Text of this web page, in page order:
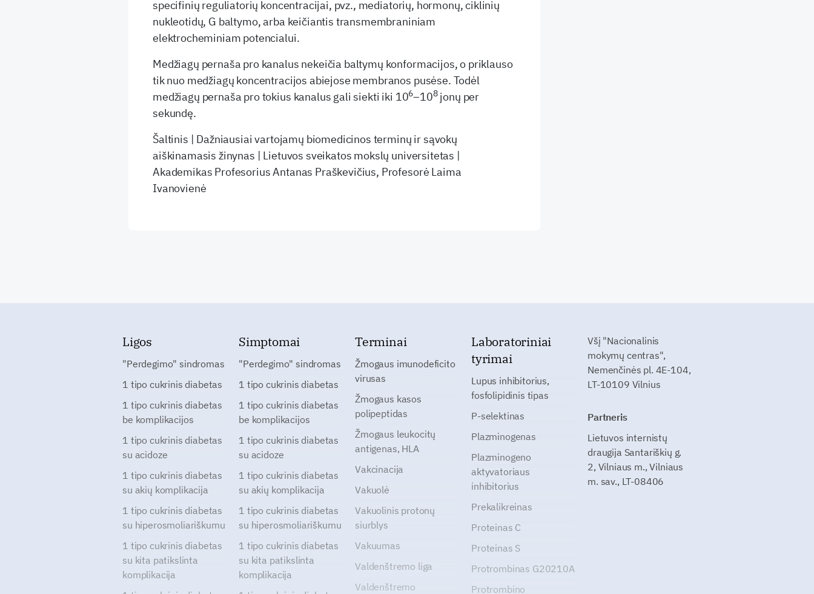
specifinių reguliatorių koncentracijai, pvz., mediatorių, hormonų, ciklinių
nukleotidų, G baltymo, arba keičiantis transmembraniniam
elektrocheminiam potencialui.
Medžiagų pernaša pro kanalus nekeičia baltymų konformacijos, o priklauso
tik nuo medžiagų koncentracijos abiejose membranos pusėse. Todėl
medžiagų pernaša pro tokius kanalus gali siekti iki 106–108jonų per
sekundę.
Šaltinis | Dažniausiai vartojamų biomedicinos terminų ir sąvokų
aiškinamasis žinynas | Lietuvos sveikatos mokslų universitetas |
Akademikas Profesorius Antanas Praškevičius, Profesorė Laima
Ivanovienė
Ligos
"Perdegimo" sindromas
1 tipo cukrinis diabetas
1 tipo cukrinis diabetas
be komplikacijos
1 tipo cukrinis diabetas
su acidoze
1 tipo cukrinis diabetas
su akių komplikacija
1 tipo cukrinis diabetas
su hiperosmoliariškumu
1 tipo cukrinis diabetas
su kita patikslinta
komplikacija
Simptomai
"Perdegimo" sindromas
1 tipo cukrinis diabetas
1 tipo cukrinis diabetas
be komplikacijos
1 tipo cukrinis diabetas
su acidoze
1 tipo cukrinis diabetas
su akių komplikacija
1 tipo cukrinis diabetas
su hiperosmoliariškumu
1 tipo cukrinis diabetas
su kita patikslinta
komplikacija
Terminai
Žmogaus imunodeficito
virusas
Žmogaus kasos
polipeptidas
Žmogaus leukocitų
antigenas, HLA
Vakcinacija
Vakuolė
Vakuolinis protonų
siurblys
Vakuumas
Valdenštremo liga
Valdenštremo
Laboratoriniai
tyrimai
Lupus inhibitorius,
fosfolipidinis tipas
P-selektinas
Plazminogenas
Plazminogeno
aktyvatoriaus
inhibitorius
Prekalikreinas
Proteinas C
Proteinas S
Protrombinas G20210A
Protrombino
Všį "Nacionalinis
mokymų centras",
Nemenčinės pl. 4E-104,
LT-10109 Vilnius
Partneris
Lietuvos internistų
draugija Santariškių g.
2, Vilniaus m., Vilniaus
m. sav., LT-08406